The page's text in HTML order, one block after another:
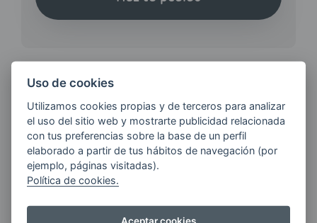
¿QUIERES ESTAR AL DÍA DE
LAS
ÚLTIMAS NOVEDADES?
E-MAIL
Uso de cookies
Utilizamos cookies propias y de terceros para analizar
el uso del sitio web y mostrarte publicidad relacionada
con tus preferencias sobre la base de un perfil
elaborado a partir de tus hábitos de navegación (por
ejemplo, páginas visitadas).
Política de cookies.